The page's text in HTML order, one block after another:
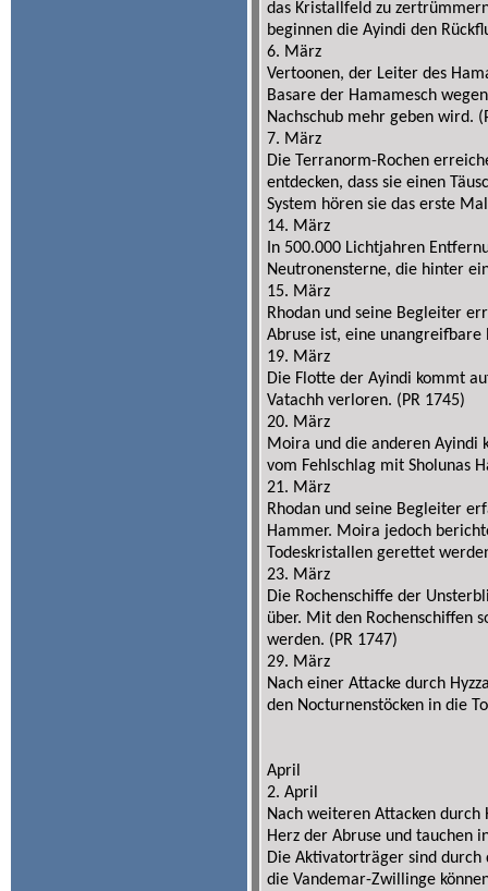
das Kristallfeld zu
beginnen die Ayindi den
6. März
Vertoonen, der Leiter des
Basare der Hamamesch
Nachschub mehr geben wird.
7. März
Die Terranorm-Rochen
entdecken, dass sie einen
System hören sie das erste
14. März
In 500.000 Lichtjahren
Neutronensterne, die hinter
15. März
Rhodan und seine Begleiter
Abruse ist, eine unangreifbare
19. März
Die Flotte der Ayindi kommt
Vatachh verloren. (PR 1745)
20. März
Moira und die anderen Ayindi
vom Fehlschlag mit Sholunas
21. März
Rhodan und seine Begleiter
Hammer. Moira jedoch
Todeskristallen gerettet
23. März
Die Rochenschiffe der
über. Mit den Rochenschiffen
werden. (PR 1747)
29. März
Nach einer Attacke durch
den Nocturnenstöcken in die
April
2. April
Nach weiteren Attacken durch
Herz der Abruse und tauchen
Die Aktivatorträger sind durch
die Vandemar-Zwillinge